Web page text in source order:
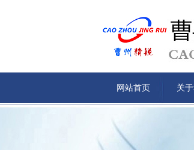
网站首页 关